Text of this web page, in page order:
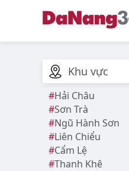
Khu vực
Hải Châu
Sơn Trà
Ngũ Hành Sơn
Liên Chiểu
Cẩm Lệ
Thanh Khê